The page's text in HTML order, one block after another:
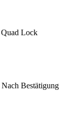
Nach Bestätigung